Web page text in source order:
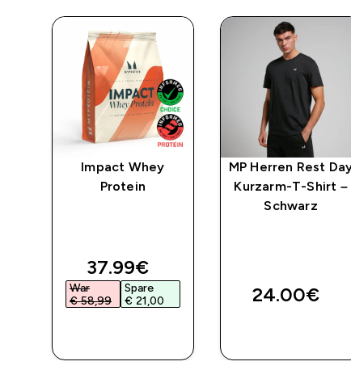
Impact Whey
Protein
discounted price
37.99€‎
War
€ 58,99‎
Spare
€ 21,00‎
MP Herren Rest
Kurzarm-T-Shirt –
Schwarz
24.00€‎